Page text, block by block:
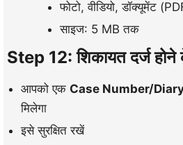
फोटो, वीडियो, डॉक्यूमेंट
साइज: 5 MB तक
Step 12: शिकायत दर्ज होने
आपको एक Case Number/
मिलेगा
इसे सुरक्षित रखें